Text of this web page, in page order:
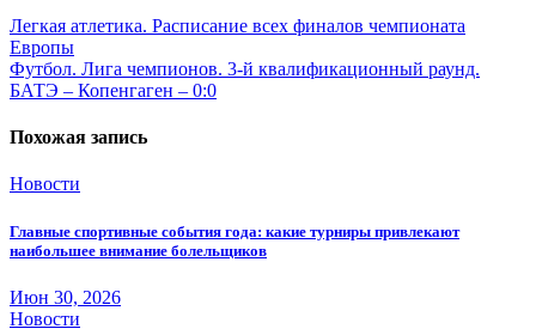
Навигация
по
записям
Легкая атлетика. Расписание всех финалов чемпионата
Европы
Футбол. Лига чемпионов. 3-й квалификационный раунд.
БАТЭ – Копенгаген – 0:0
Похожая запись
Новости
Главные спортивные события года: какие турниры привлекают
наибольшее внимание болельщиков
Июн 30, 2026
Новости